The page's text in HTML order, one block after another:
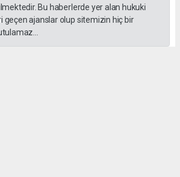
Bu haberlerde yer alan hukuki
geçen ajanslar olup sitemizin hiç bir